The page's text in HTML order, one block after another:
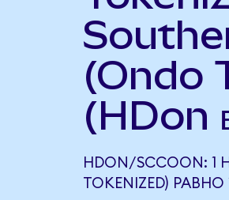
(Ondo
(HDon
HDON/SCCOON: 1
TOKENIZED) РАВНО